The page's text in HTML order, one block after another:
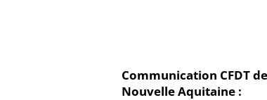
Communication CFDT
Nouvelle Aquitaine :